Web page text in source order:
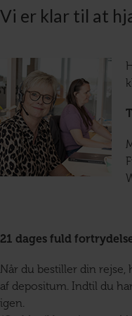
Vi er klar til at
21 dages fuld
Når du bestiller din rejse,
af depositum. Indtil du
igen.